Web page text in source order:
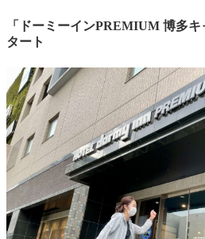
「 ドーミーインPREMIUM 博多
タート